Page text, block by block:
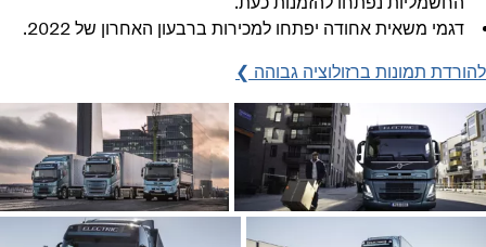
דגמי משאית אחודה יפתחו למכירות ברבעון האחרון של 2022.
להורדת תמונות ברזולוציה גבוהה ❯